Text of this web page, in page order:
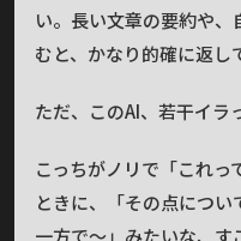
い。長い文章の要約や
むと、かなり的確に返し
ただ、このAI、若干イラ
こっちがノリで「これ
ときに、「その点につい
一方で〜」みたいな、す